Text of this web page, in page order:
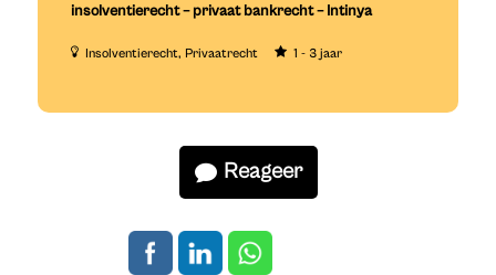
insolventierecht – privaat bankrecht – Intinya
Insolventierecht Privaatrecht 1 - 3 jaar
Reageer